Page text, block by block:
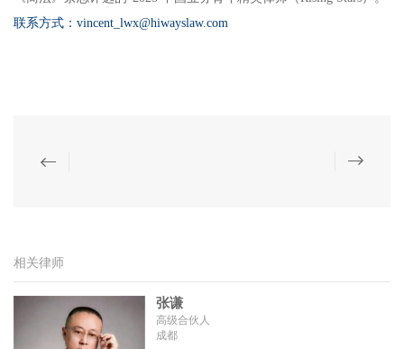
联系方式：vincent_lwx@hiwayslaw.com
相关律师
张谦
高级合伙人
成都